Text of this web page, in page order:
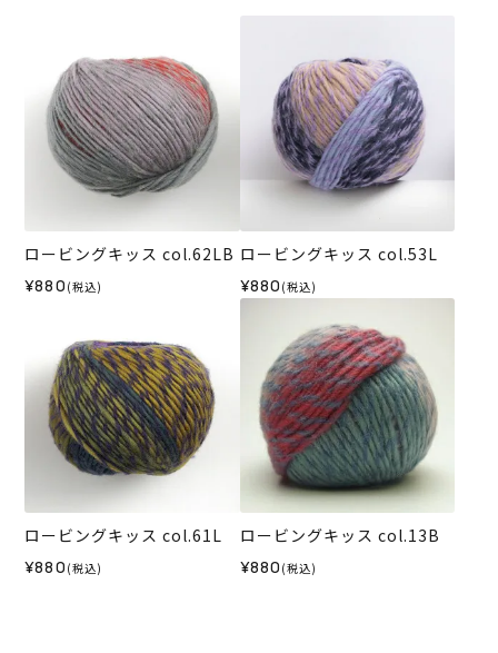
ロービングキッス col.62LB
¥880 (税込)
ロービングキッス col.53L
¥880 (税込)
ロービングキッス col.61L
¥880 (税込)
ロービングキッス col.13B
¥880 (税込)